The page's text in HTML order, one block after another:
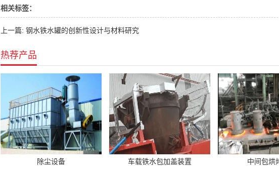
相关标签：
上一篇: 钢水铁水罐的创新性设计与材料研究
热荐产品
除尘设备 车载铁水包加盖装置 中间包烘
题纯属运营和技术引流需要而设，请勿断章取义。
如果本网站展示信息侵犯您的版权及其他合法权益，或展现任何违反
国家相关法律的内容，请联系（联系方式见本网站），我们会在24小
时内审核处理。